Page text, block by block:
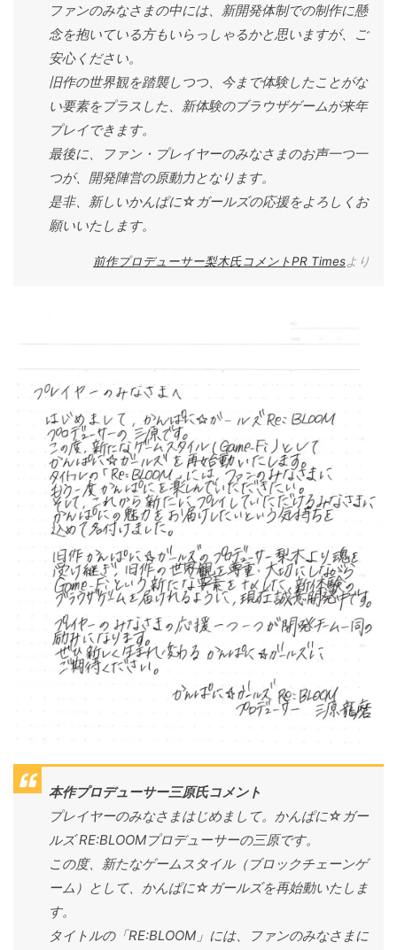
ファンのみなさまの中には、新開発体制での制作に懸
念を抱いている方もいらっしゃるかと思いますが、ご
安心ください。
旧作の世界観を踏襲しつつ、今まで体験したことがな
い要素をプラスした、新体験のブラウザゲームが来年
プレイできます。
最後に、ファン・プレイヤーのみなさまのお声一つ一
つが、開発陣営の原動力となります。
是非、新しいかんぱに☆ガールズの応援をよろしくお
願いいたします。
前作プロデューサー梨木氏コメントPR Timesより
本作プロデューサー三原氏コメント
プレイヤーのみなさまはじめまして。かんぱに☆ガー
ルズ RE:BLOOMプロデューサーの三原です。
この度、新たなゲームスタイル（ブロックチェーンゲ
ーム）として、かんぱに☆ガールズを再始動いたしま
す。
タイトルの「RE:BLOOM」には、ファンのみなさまに